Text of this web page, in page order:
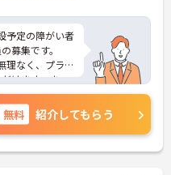
予定の障がい者
募集です。
理なく、プライ
けます。ま
にもおすすめ
トなど、さら
相談くださ
無料 紹介してもらう